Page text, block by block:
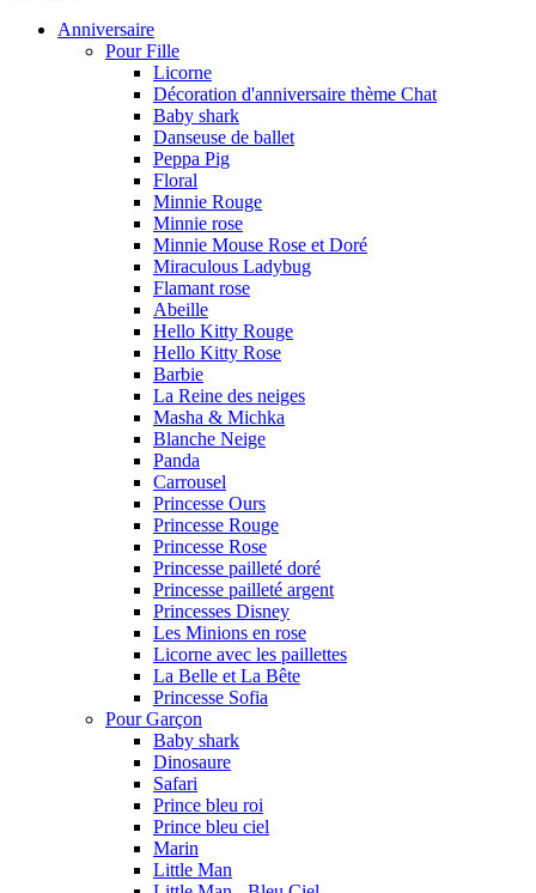
Anniversaire
Pour Fille
Licorne
Décoration d'anniversaire thème Chat
Baby shark
Danseuse de ballet
Peppa Pig
Floral
Minnie Rouge
Minnie rose
Minnie Mouse Rose et Doré
Miraculous Ladybug
Flamant rose
Abeille
Hello Kitty Rouge
Hello Kitty Rose
Barbie
La Reine des neiges
Masha & Michka
Blanche Neige
Panda
Carrousel
Princesse Ours
Princesse Rouge
Princesse Rose
Princesse pailleté doré
Princesse pailleté argent
Princesses Disney
Les Minions en rose
Licorne avec les paillettes
La Belle et La Bête
Princesse Sofia
Pour Garçon
Baby shark
Dinosaure
Safari
Prince bleu roi
Prince bleu ciel
Marin
Little Man